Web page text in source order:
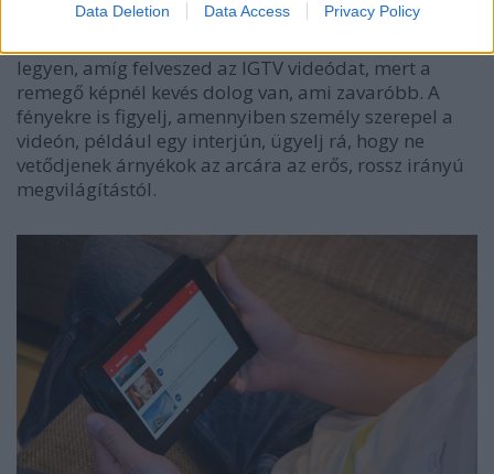
Data Deletion Data Access Privacy Policy
mutathass fel.
legyen, amíg felveszed az IGTV videódat, mert a
remegő képnél kevés dolog van, ami zavaróbb. A
fényekre is figyelj, amennyiben személy szerepel a
videón, például egy interjún, ügyelj rá, hogy ne
vetődjenek árnyékok az arcára az erős, rossz irányú
megvilágítástól.